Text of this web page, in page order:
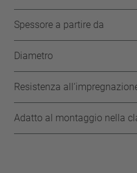
Spessore a partire da
Diametro
Resistenza
Adatto al montaggio nella